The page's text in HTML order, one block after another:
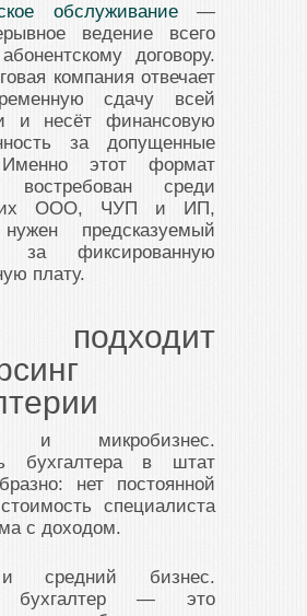
обслуживание—
ведение всего
договору.
компания отвечает
сдачу всей
и несёт финансовую
за допущенные
этот формат
востребован среди
ООО, ЧУП и ИП,
предсказуемый
за фиксированную
плату.
подходит
и микробизнес.
бухгалтера в штат
нет постоянной
специалиста
с доходом.
средний бизнес.
бухгалтер — это